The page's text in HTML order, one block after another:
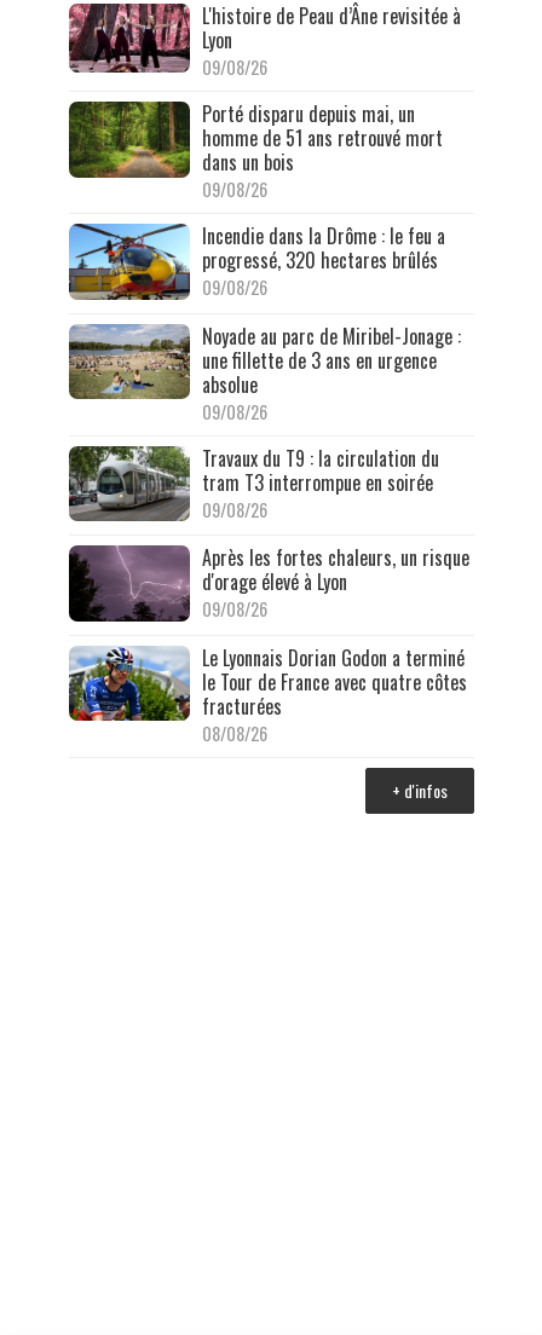
L'histoire de Peau d’Âne revisitée à
Lyon
09/08/26
Porté disparu depuis mai, un
homme de 51 ans retrouvé mort
dans un bois
09/08/26
Incendie dans la Drôme : le feu a
progressé, 320 hectares brûlés
09/08/26
Noyade au parc de Miribel-Jonage :
une fillette de 3 ans en urgence
absolue
09/08/26
Travaux du T9 : la circulation du
tram T3 interrompue en soirée
09/08/26
Après les fortes chaleurs, un risque
d'orage élevé à Lyon
09/08/26
Le Lyonnais Dorian Godon a terminé
le Tour de France avec quatre côtes
fracturées
08/08/26
+ d'infos